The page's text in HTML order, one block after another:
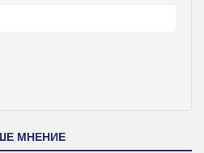
МНЕНИЕ